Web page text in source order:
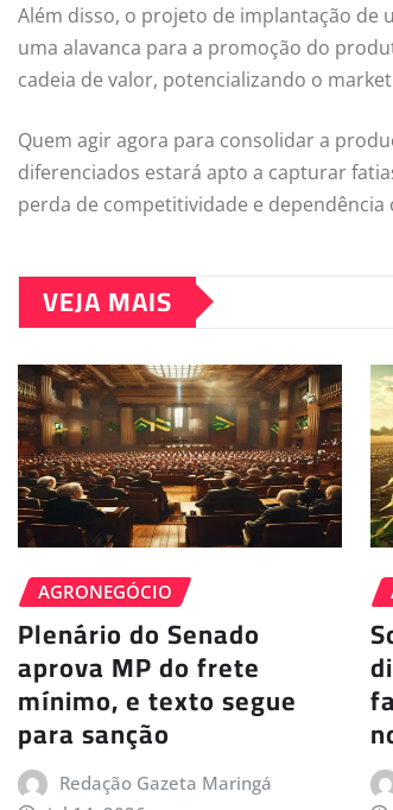
Além disso, o projeto de implantação
uma alavanca para a promoção do
cadeia de valor, potencializando o
Quem agir agora para consolidar a
diferenciados estará apto a capturar
perda de competitividade e
VEJA MAIS
AGRONEGÓCIO
Plenário do Senado
aprova MP do frete
mínimo, e texto segue
para sanção
Redação Gazeta Maringá